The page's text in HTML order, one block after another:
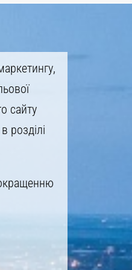
сайту
розділі